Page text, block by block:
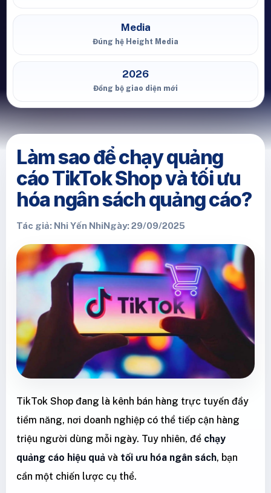
Media
Đúng hệ Height Media
2026
Đồng bộ giao diện mới
Làm sao để chạy quảng
cáo TikTok Shop và tối ưu
hóa ngân sách quảng cáo?
Tác giả: Nhi Yến NhiNgày: 29/09/2025
TikTok Shop đang là kênh bán hàng trực tuyến đầy
tiềm năng, nơi doanh nghiệp có thể tiếp cận hàng
triệu người dùng mỗi ngày. Tuy nhiên, để chạy
quảng cáo hiệu quả và tối ưu hóa ngân sách, bạn
cần một chiến lược cụ thể.